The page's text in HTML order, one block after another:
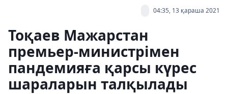
04:35, 13 қараша 2021
Тоқаев Мажарстан
премьер-министрімен
пандемияға қарсы күрес
шараларын талқылады